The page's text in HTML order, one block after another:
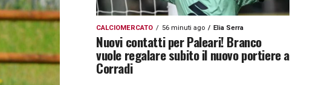
CALCIOMERCATO 56 minuti ago Elia Serra
Nuovi contatti per Paleari! Branco
vuole regalare subito il nuovo portiere a
Corradi